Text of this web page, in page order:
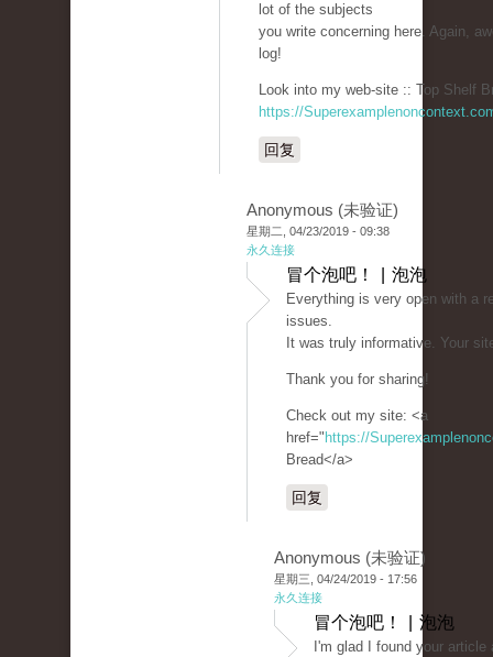
lot of the subjects
you write concerning here. Again,
log!
Look into my web-site :: Top Shelf
https://
回复
Anonymous (未验证)
星期二, 04/23/2019 - 09:38
永久连接
冒个泡吧！ | 泡泡
Everything is very open with a
issues.
It was truly informative. Your
Thank you for sharing!
Check out my site: <a
href=" https://
Bread</a>
回复
Anonymous (未验证)
星期三, 04/24/2019 - 17:56
永久连接
冒个泡吧！ | 泡泡
I'm glad I found your article